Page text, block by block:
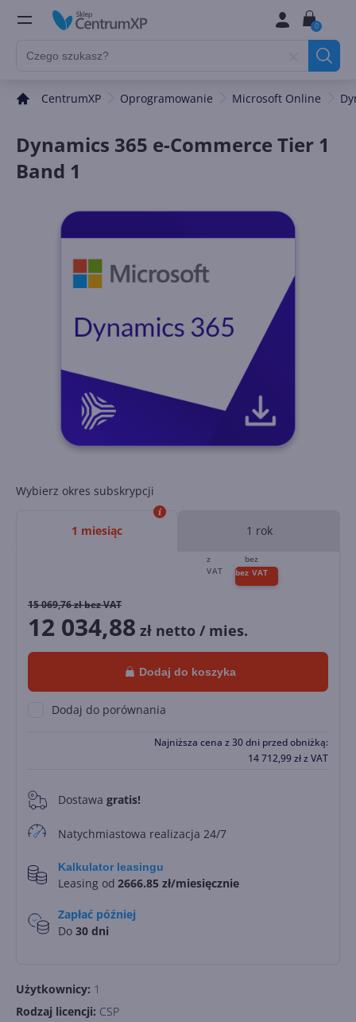
0
CentrumXP Oprogramowanie Microsoft Online
Dynamics 365 e-Commerce Tier 1
Band 1
Wybierz okres subskrypcji
1 miesiąc 1 rok
15 069,76zł bez VAT
12 034,88 zł netto / mies.
Dodaj do koszyka
Dodaj do porównania
Najniższa cena z 30 dni przed obniżką:
14 712,99złz VAT
0 Dostawa gratis!
Natychmiastowa realizacja 24/7
Kalkulator leasingu
Leasing od 2666.85 zł/miesięcznie
Zapłać później
Do 30 dni
Użytkownicy: 1
Rodzaj licencji: CSP